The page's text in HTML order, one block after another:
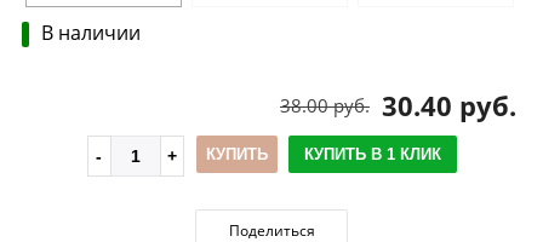
В наличии
30.40 руб.
38.00 руб.
КУПИТЬ КУПИТЬ В 1 КЛИК
Поделиться